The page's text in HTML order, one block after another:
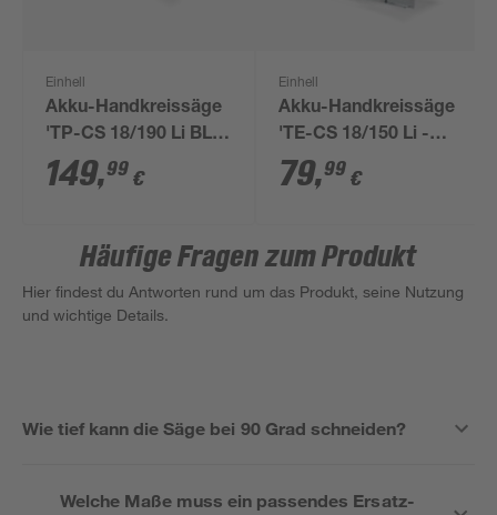
Einhell
Akku-Handkreissäge
'TP-CS 18/190 Li BL -
Solo' Ø 190 mm, ohne
Akku
149,99 €
Einhell
Akku-Handkreissäge
'TE-CS 18/150 Li -
Solo' 18 V ohne Akku,
Ø 150 mm
79,99 €
Häufige Fragen zum Produkt
Hier findest du Antworten rund um das Produkt, seine Nutzung
und wichtige Details.
Wie tief kann die Säge bei 90 Grad schneiden?
Welche Maße muss ein passendes Ersatz-